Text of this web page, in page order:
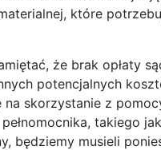
które
że brak opłaty
potencjalnych
na skorzystanie z
takiego
będziemy musieli